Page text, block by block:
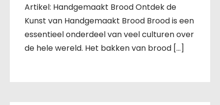
Artikel: Handgemaakt Brood Ontdek de
Kunst van Handgemaakt Brood Brood is een
essentieel onderdeel van veel culturen over
de hele wereld. Het bakken van brood […]